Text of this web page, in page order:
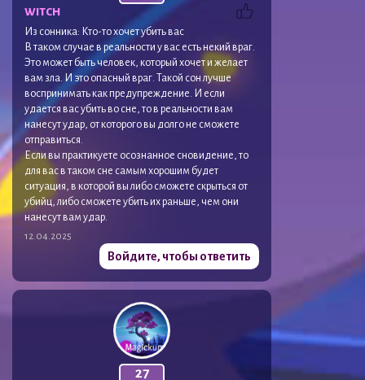
WITCH
Из сонника: Кто-то хочет убить вас
В таком случае в реальности у вас есть некий враг.
Это может быть человек, который хочет и желает
вам зла. И это опасный враг. Такой сон лучше
воспринимать как предупреждение. И если
удается вас убить во сне, то в реальности вам
нанесут удар, от которого вы долго не сможете
отправиться.
Если вы практикуете осознанное сновидение, то
для вас в таком сне самым хорошим будет
ситуация, в которой вы либо сможете скрыться от
убийц, либо сможете убить их раньше, чем они
нанесут вам удар.
12.04.2025
Войдите, чтобы ответить
27